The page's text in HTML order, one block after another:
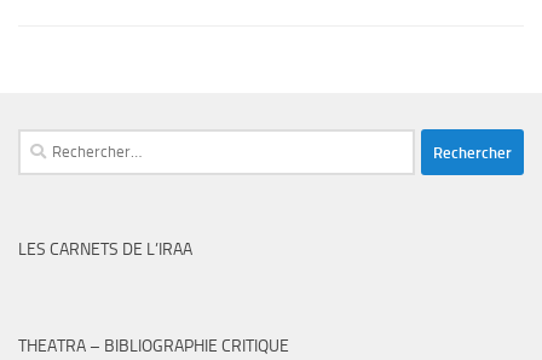
Rechercher :
LES CARNETS DE L’IRAA
THEATRA – BIBLIOGRAPHIE CRITIQUE